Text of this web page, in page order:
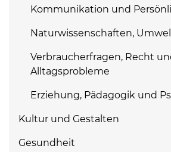
Kommunikation und
Naturwissenschaften,
Verbraucherfragen, Recht
Alltagsprobleme
Erziehung, Pädagogik und
Kultur und Gestalten
Gesundheit